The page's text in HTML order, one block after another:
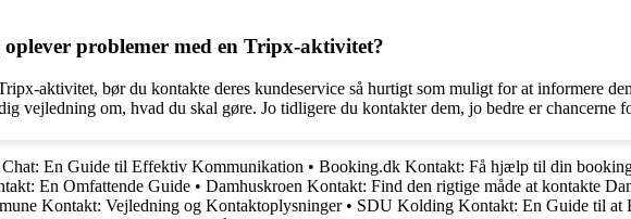
problemer med en Tripx-aktivitet?
aktivitet, bør du kontakte deres kundeservice så hurtigt som muligt for at informere
vejledning om, hvad du skal gøre. Jo tidligere du kontakter dem, jo bedre er chancerne
Chat: En Guide til Effektiv Kommunikation • Booking.dk Kontakt: Få hjælp til din
En Omfattende Guide • Damhuskroen Kontakt: Find den rigtige måde at kontakte
Kontakt: Vejledning og Kontaktoplysninger• SDU Kolding Kontakt: En Guide til